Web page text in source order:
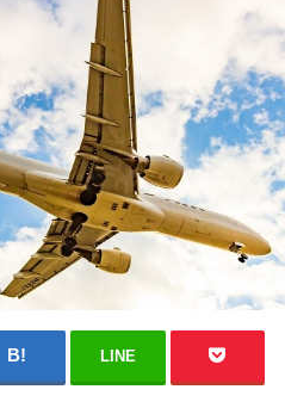
LINE